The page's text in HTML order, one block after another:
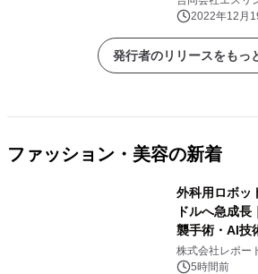
2022年12月
発行者のリリースをもっ
ファッション・美容の新着
外科用ロボッ
ドルへ急成
襲手術・AI技
牽引
株式会社レポー
5時間前